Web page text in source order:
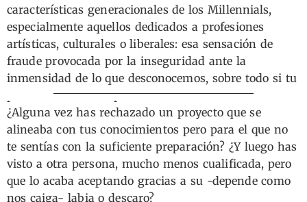
características generacionales de los Millennials,
especialmente aquellos dedicados a profesiones
artísticas, culturales o liberales: esa sensación de
fraude provocada por la inseguridad ante la
inmensidad de lo que desconocemos, sobre todo si tu
personalidad correspondecon el cuadrante 2.
¿Alguna vez has rechazado un proyecto que se
alineaba con tus conocimientos pero para el que no
te sentías con la suficiente preparación? ¿Y luego has
visto a otra persona, mucho menos cualificada, pero
que lo acaba aceptando gracias a su -depende como
nos caiga- labia o descaro?